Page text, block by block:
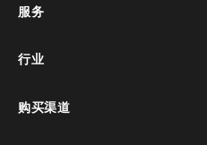
服务
行业
购买渠道